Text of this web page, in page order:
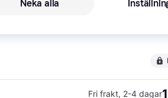
Fri frakt, 2-4 dagar
Neka alla